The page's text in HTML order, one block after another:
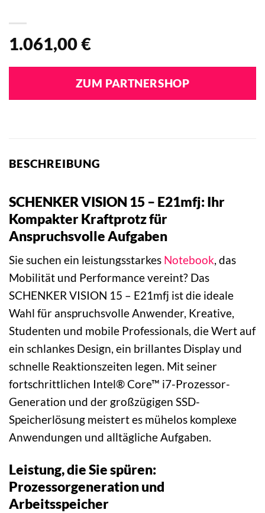
1.061,00€
ZUM PARTNERSHOP
BESCHREIBUNG
SCHENKER VISION 15 – E21mfj: Ihr
Kompakter Kraftprotz für
Anspruchsvolle Aufgaben
Sie suchen ein leistungsstarkes Notebook, das
Mobilität und Performance vereint? Das
SCHENKER VISION 15 – E21mfj ist die ideale
Wahl für anspruchsvolle Anwender, Kreative,
Studenten und mobile Professionals, die Wert auf
ein schlankes Design, ein brillantes Display und
schnelle Reaktionszeiten legen. Mit seiner
fortschrittlichen Intel® Core™ i7-Prozessor-
Generation und der großzügigen SSD-
Speicherlösung meistert es mühelos komplexe
Anwendungen und alltägliche Aufgaben.
Leistung, die Sie spüren:
Prozessorgeneration und
Arbeitsspeicher